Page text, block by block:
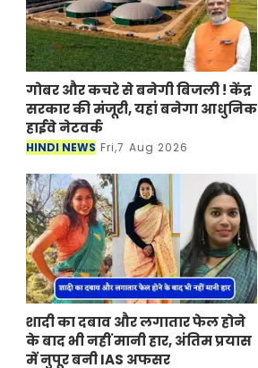
गोबर और कचरे से बनेगी बिजली ! केंद्र
सरकार की मंजूरी, यहां बनेगा आधुनिक
हाईवे नेटवर्क
HINDI NEWS Fri,7 Aug 2026
शादी का दबाव और लगातार फेल होने
के बाद भी नहीं मानी हार, अंतिम प्रयास
में नुपूर बनी IAS अफसर